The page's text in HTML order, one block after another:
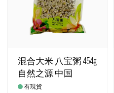
混合大米 八宝粥 454g
自然之源 中国
有現貨